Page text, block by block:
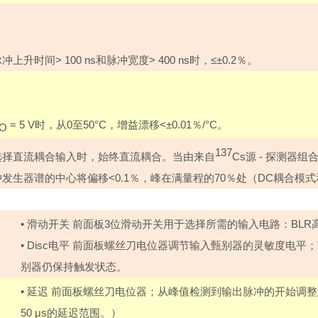
冲上升时间> 100 ns和脉冲宽度> 400 ns时，≤±0.2％。
= 5 V时，从0至50°C ，增益漂移<±0.01 ％/°C。
择直流耦合输入时，始终直流耦合。当由来自137Cs源 - 探测器组
发生器谱的中心将偏移<0.1 ％，峰在满量程的70％处（DC耦合模
• 滑动开关 前面板3位滑动开关用于选择所需的输入电路： BLR
• Disc电平 前面板螺丝刀电位器调节输入甄别器的灵敏度电平
别器仍保持触发状态。
• 延迟 前面板螺丝刀电位器；从峰值检测到输出脉冲的开始调
50 μs的延迟范围。）